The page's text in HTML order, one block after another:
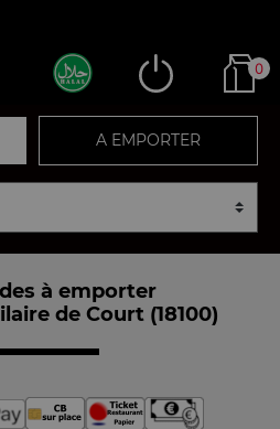
0
A EMPORTER
à emporter
de Court (18100)